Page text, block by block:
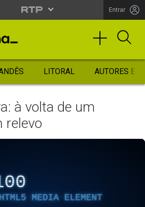
Entrar
LITORAL AUTORES
à volta de um
relevo
MEDIA ELEMENT